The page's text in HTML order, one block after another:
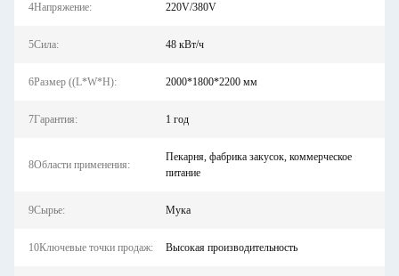
4Напряжение: 220V/380V
5Сила: 48 кВт/ч
6Размер ((L*W*H): 2000*1800*2200 мм
7Гарантия: 1 год
8Области применения:
Пекарня, фабрика закусок, коммерческое
питание
9Сырье: Мука
10Ключевые точки продаж: Высокая производительность